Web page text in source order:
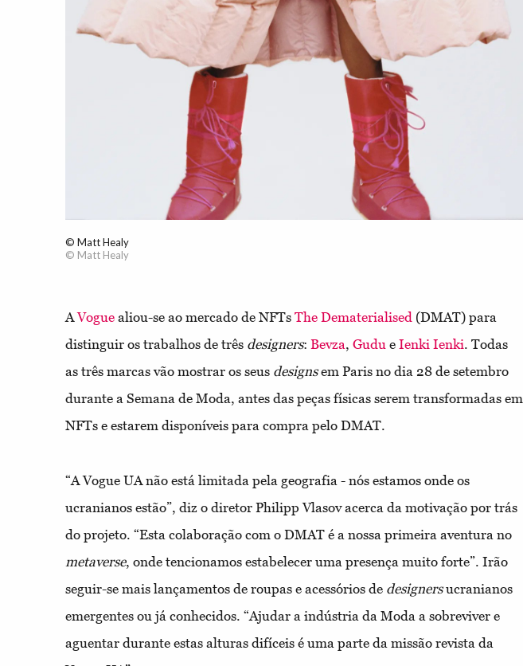
© Matt Healy
© Matt Healy
AVogue aliou-se ao mercado de NFTs The Dematerialised (DMAT) para
distinguir os trabalhos de três designers: Bevza, Gudu e Ienki Ienki. Todas
as três marcas vão mostrar os seus designsem Paris no dia 28 de setembro
durante a Semana de Moda, antes das peças físicas serem transformadas em
NFTs e estarem disponíveis para compra pelo DMAT.
“A Vogue UA não está limitada pela geografia - nós estamos onde os
ucranianos estão”, diz o diretor Philipp Vlasov acerca da motivação por trás
do projeto. “Esta colaboração com o DMAT é a nossa primeira aventura no
metaverse, onde tencionamos estabelecer uma presença muito forte”. Irão
seguir-se mais lançamentos de roupas e acessórios de designersucranianos
emergentes ou já conhecidos. “Ajudar a indústria da Moda a sobreviver e
aguentar durante estas alturas difíceis é uma parte da missão revista da